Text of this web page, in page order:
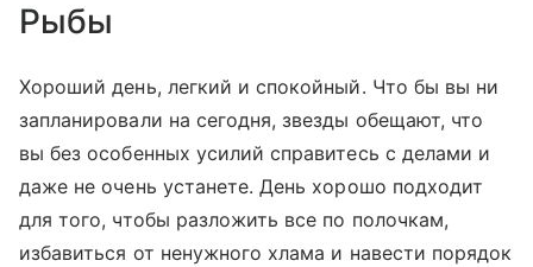
Рыбы
Хороший день, легкий и спокойный. Что бы вы ни
запланировали на сегодня, звезды обещают, что
вы без особенных усилий справитесь с делами и
даже не очень устанете. День хорошо подходит
для того, чтобы разложить все по полочкам,
избавиться от ненужного хлама и навести порядок